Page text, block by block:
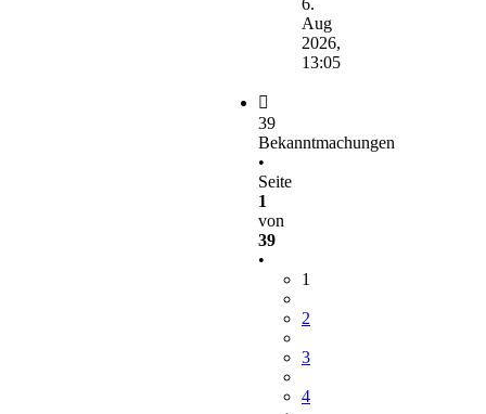
Aug
2026,
13:05
39
Bekanntmachungen
•
Seite
1
von
39
•
1
2
3
4